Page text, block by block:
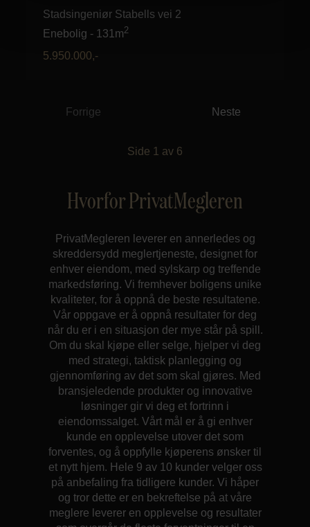
Stadsingeniør Stabells vei 2
Enebolig - 131m2
5.950.000,-
Forrige Neste
Side 1 av 6
Hvorfor PrivatMegleren
PrivatMegleren leverer en annerledes og
skreddersydd meglertjeneste, designet for
enhver eiendom, med sylskarp og treffende
markedsføring. Vi fremhever boligens unike
kvaliteter, for å oppnå de beste resultatene.
Vår oppgave er å oppnå resultater for deg
når du er i en situasjon der mye står på spill.
Om du skal kjøpe eller selge, hjelper vi deg
med strategi, taktisk planlegging og
gjennomføring av det som skal gjøres. Med
bransjeledende produkter og innovative
løsninger gir vi deg et fortrinn i
eiendomssalget. Vårt mål er å gi enhver
kunde en opplevelse utover det som
forventes, og å oppfylle kjøperens ønsker til
et nytt hjem. Hele 9 av 10 kunder velger oss
på anbefaling fra tidligere kunder. Vi håper
og tror dette er en bekreftelse på at våre
meglere leverer en opplevelse og resultater